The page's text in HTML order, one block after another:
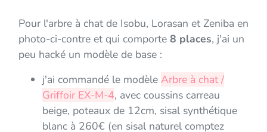
Pour l'arbre à chat de Isobu, Lorasan et Zeniba en
photo-ci-contre et qui comporte 8 places, j'ai un
peu hacké un modèle de base :
j'ai commandé le modèle Arbre à chat /
Griffoir EX-M-4, avec coussins carreau
beige, poteaux de 12cm, sisal synthétique
blanc à 260€ (en sisal naturel comptez